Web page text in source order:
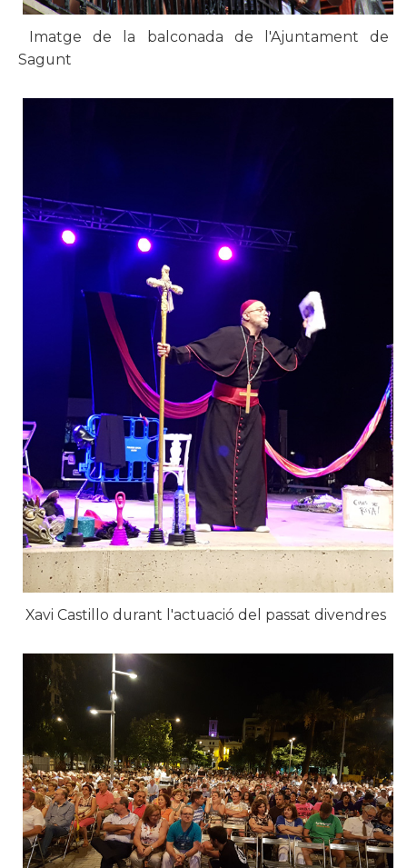
Imatge de la balconada de l'Ajuntament de
Sagunt​
Xavi Castillo durant l'actuació del passat divendres